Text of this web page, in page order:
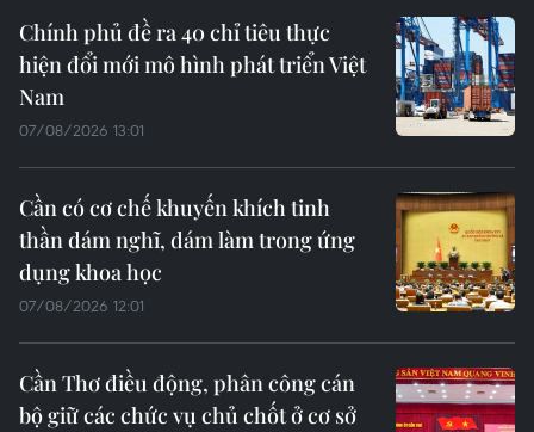
Chính phủ đề ra 40 chỉ tiêu thực
hiện đổi mới mô hình phát triển Việt
Nam
07/08/2026 13:01
Cần có cơ chế khuyến khích tinh
thần dám nghĩ, dám làm trong ứng
dụng khoa học
07/08/2026 12:01
Cần Thơ điều động, phân công cán
bộ giữ các chức vụ chủ chốt ở cơ sở